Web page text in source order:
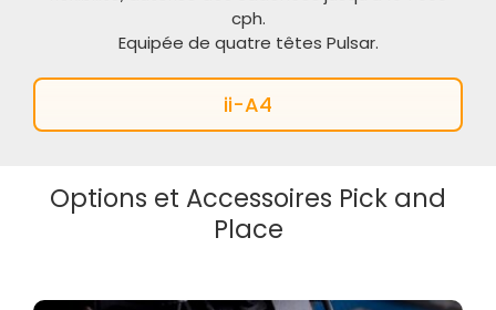
cph.
Equipée de quatre têtes Pulsar.
ii-A4
Options et Accessoires Pick and
Place